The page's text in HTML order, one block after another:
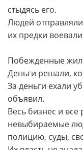
стыдясь его.
Людей
их предки
Побежденные
Деньги решали,
За деньги ехали
объявил.
Весь бизнес и
невыбираемые
полицию, суды,